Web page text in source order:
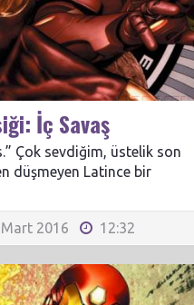
İç Savaş
Çok sevdiğim, üstelik son
düşmeyen Latince bir
2016 12:32